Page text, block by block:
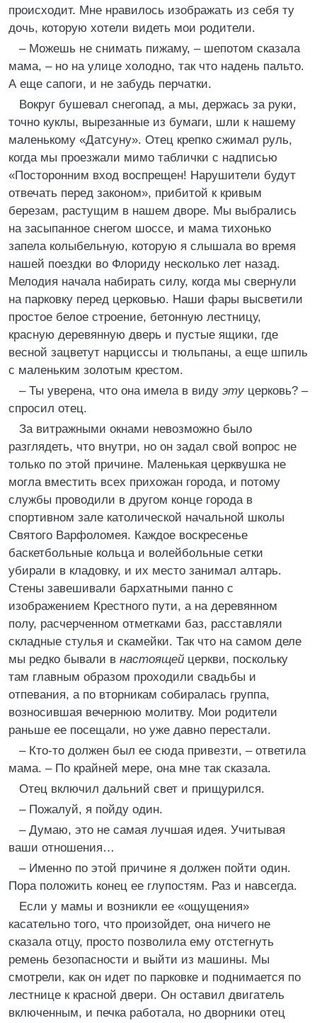
происходит. Мне нравилось изображать из себя ту
дочь, которую хотели видеть мои родители.
– Можешь не снимать пижаму, – шепотом сказала
мама, – но на улице холодно, так что надень пальто.
А еще сапоги, и не забудь перчатки.
Вокруг бушевал снегопад, а мы, держась за руки,
точно куклы, вырезанные из бумаги, шли к нашему
маленькому «Датсуну». Отец крепко сжимал руль,
когда мы проезжали мимо таблички с надписью
«Посторонним вход воспрещен! Нарушители будут
отвечать перед законом», прибитой к кривым
березам, растущим в нашем дворе. Мы выбрались
на засыпанное снегом шоссе, и мама тихонько
запела колыбельную, которую я слышала во время
нашей поездки во Флориду несколько лет назад.
Мелодия начала набирать силу, когда мы свернули
на парковку перед церковью. Наши фары высветили
простое белое строение, бетонную лестницу,
красную деревянную дверь и пустые ящики, где
весной зацветут нарциссы и тюльпаны, а еще шпиль
с маленьким золотым крестом.
– Ты уверена, что она имела в виду эту церковь? –
спросил отец.
За витражными окнами невозможно было
разглядеть, что внутри, но он задал свой вопрос не
только по этой причине. Маленькая церквушка не
могла вместить всех прихожан города, и потому
службы проводили в другом конце города в
спортивном зале католической начальной школы
Святого Варфоломея. Каждое воскресенье
баскетбольные кольца и волейбольные сетки
убирали в кладовку, и их место занимал алтарь.
Стены завешивали бархатными панно с
изображением Крестного пути, а на деревянном
полу, расчерченном отметками баз, расставляли
складные стулья и скамейки. Так что на самом деле
мы редко бывали в настоящей церкви, поскольку
там главным образом проходили свадьбы и
отпевания, а по вторникам собиралась группа,
возносившая вечернюю молитву. Мои родители
раньше ее посещали, но уже давно перестали.
– Кто-то должен был ее сюда привезти, – ответила
мама. – По крайней мере, она мне так сказала.
Отец включил дальний свет и прищурился.
– Пожалуй, я пойду один.
– Думаю, это не самая лучшая идея. Учитывая
ваши отношения…
– Именно по этой причине я должен пойти один.
Пора положить конец ее глупостям. Раз и навсегда.
Если у мамы и возникли ее «ощущения»
касательно того, что произойдет, она ничего не
сказала отцу, просто позволила ему отстегнуть
ремень безопасности и выйти из машины. Мы
смотрели, как он идет по парковке и поднимается по
лестнице к красной двери. Он оставил двигатель
включенным, и печка работала, но дворники отец